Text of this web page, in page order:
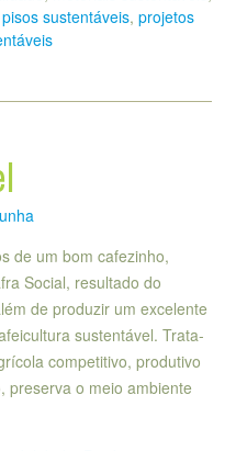
pisos sustentáveis, projetos
de um bom cafezinho,
Social, resultado do
de produzir um excelente
sustentável. Trata-
competitivo, produtivo
preserva o meio ambiente